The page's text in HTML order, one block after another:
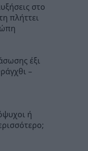
στο
πλήττει
έξι
–
ή